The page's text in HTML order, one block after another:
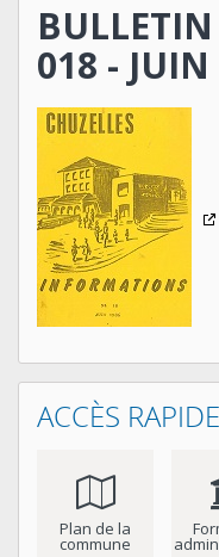
018 -
ACCÈS RAPIDE
Plan de la
commune